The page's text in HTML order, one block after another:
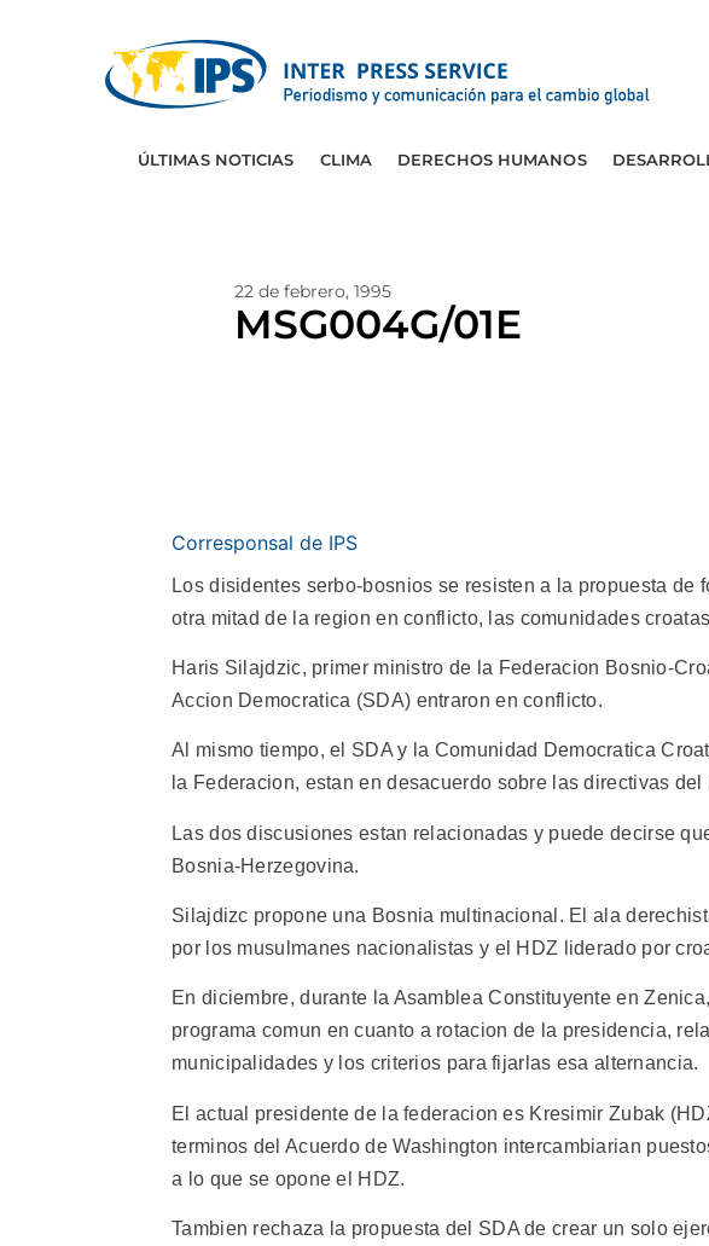
ÚLTIMAS NOTICIAS CLIMA DERECHOS HUMANOS
22 de febrero, 1995
MSG004G/01E
Corresponsal de IPS
Los disidentes serbo-bosnios se resisten a la propuesta de
otra mitad de la region en conflicto, las comunidades
Haris Silajdzic, primer ministro de la Federacion Bosnio-
Accion Democratica (SDA) entraron en conflicto.
Al mismo tiempo, el SDA y la Comunidad Democratica
la Federacion, estan en desacuerdo sobre las directivas del
Las dos discusiones estan relacionadas y puede decirse
Bosnia-Herzegovina.
Silajdizc propone una Bosnia multinacional. El ala
por los musulmanes nacionalistas y el HDZ liderado por
En diciembre, durante la Asamblea Constituyente en
programa comun en cuanto a rotacion de la presidencia,
municipalidades y los criterios para fijarlas esa alternancia.
El actual presidente de la federacion es Kresimir Zubak
terminos del Acuerdo de Washington intercambiarian
a lo que se opone el HDZ.
Tambien rechaza la propuesta del SDA de crear un solo